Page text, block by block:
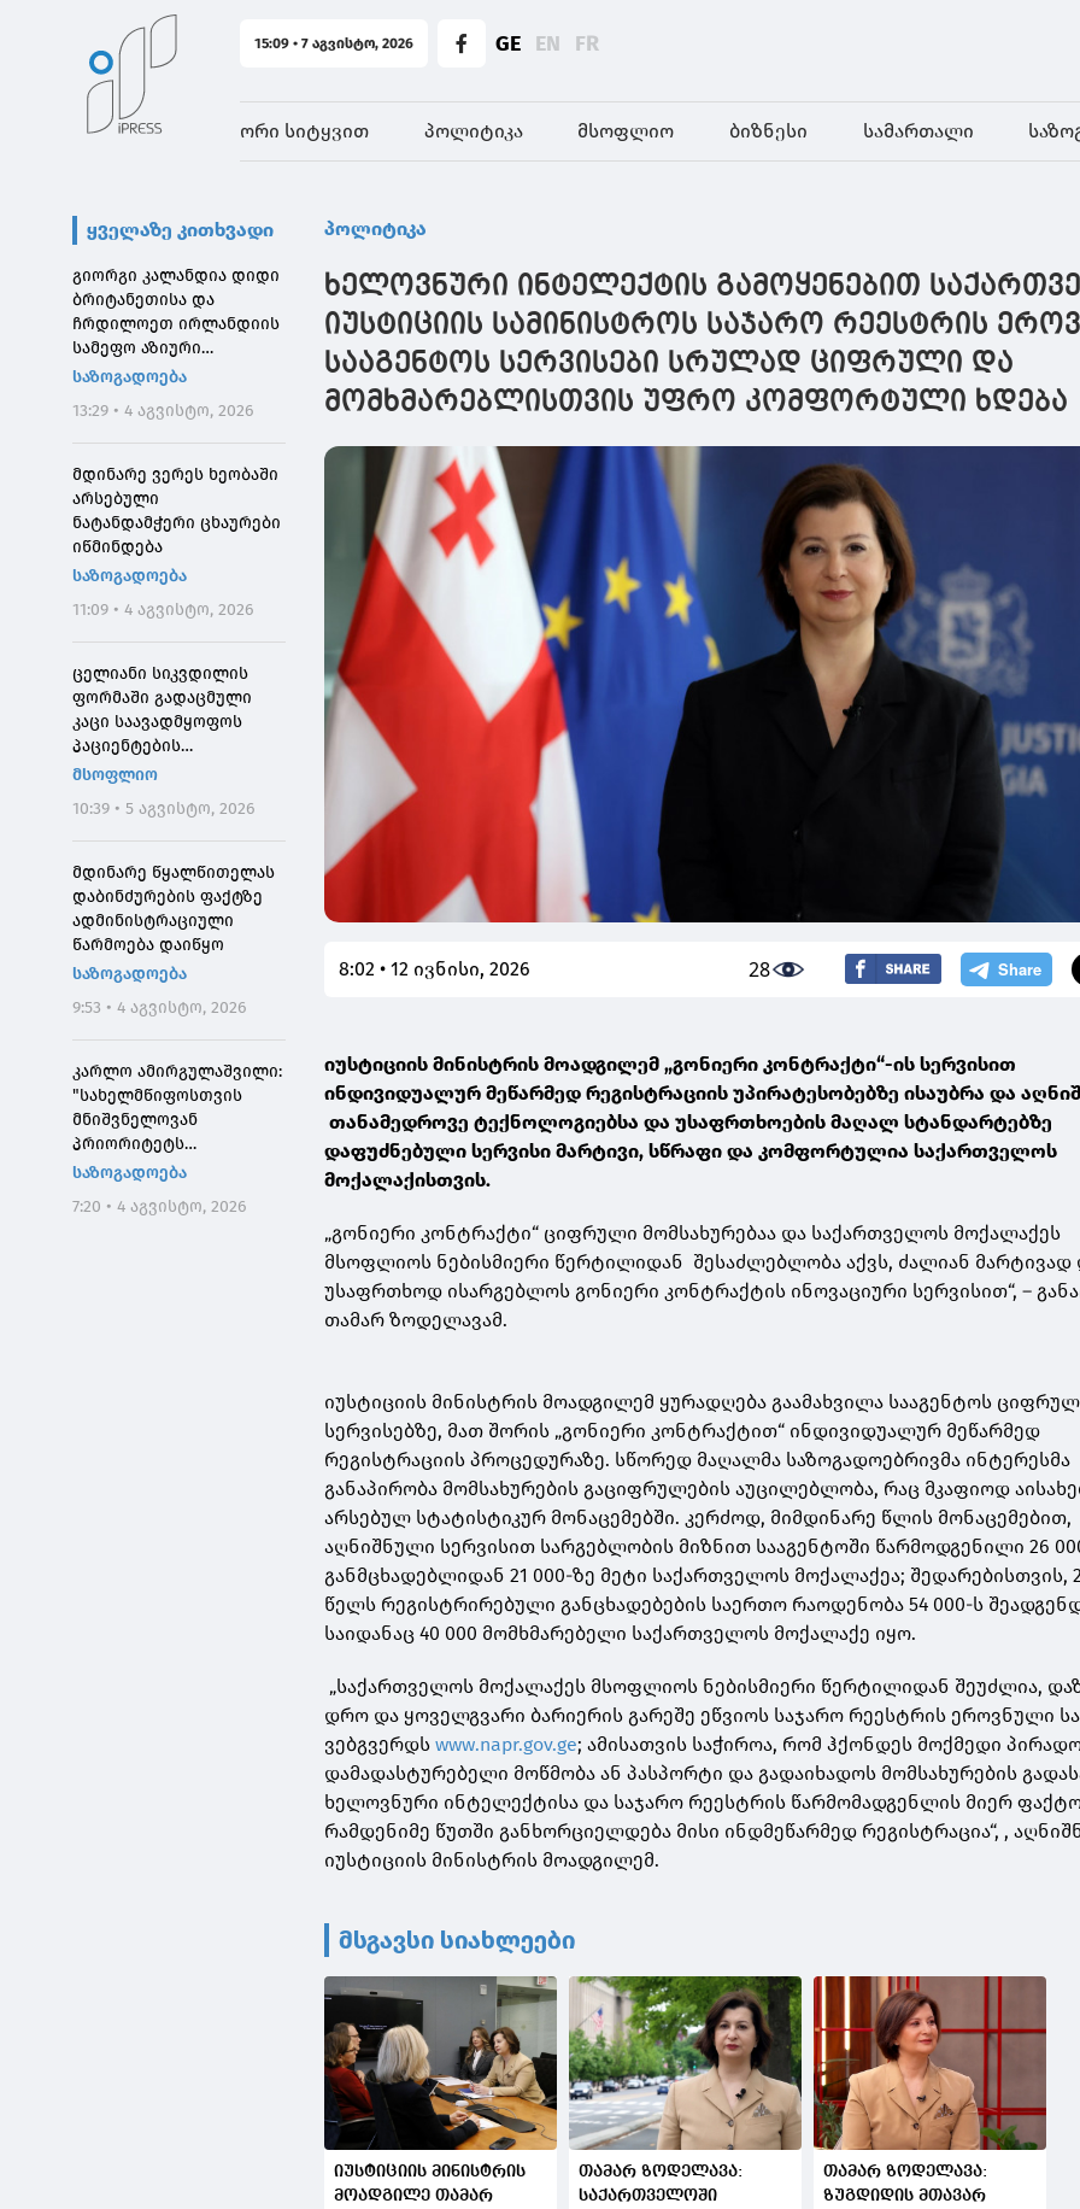
15:09 • 7 აგვისტო, 2026 GE EN FR
ორი სიტყვით პოლიტიკა მსოფლიო ბიზნესი სამართალი
ყველაზე კითხვადი
გიორგი კალანდია დიდი
ბრიტანეთისა და
ჩრდილოეთ ირლანდიის
სამეფო აზიური
საზოგადოების
საზოგადოება
13:29 • 4 აგვისტო, 2026
მდინარე ვერეს ხეობაში
არსებული
ნატანდამჭერი ცხაურები
იწმინდება
საზოგადოება
11:09 • 4 აგვისტო, 2026
ცელიანი სიკვდილის
ფორმაში გადაცმული
კაცი საავადმყოფოს
პაციენტების
შეშინებისთვის
მსოფლიო
10:39 • 5 აგვისტო, 2026
მდინარე წყალწითელას
დაბინძურების ფაქტზე
ადმინისტრაციული
წარმოება დაიწყო
საზოგადოება
9:53 • 4 აგვისტო, 2026
კარლო ამირგულაშვილი:
"სახელმწიფოსთვის
მნიშვნელოვან
პრიორიტეტს
საქართველოს ტყეების,
დეგრადირებული
საზოგადოება
7:20 • 4 აგვისტო, 2026
პოლიტიკა
ხელოვნური ინტელექტის გამოყენებით
იუსტიციის სამინისტროს საჯარო რეესტრის
სააგენტოს სერვისები სრულად ციფრული და
მომხმარებლისთვის უფრო კომფორტული ხდება
8:02 • 12 ივნისი, 2026 28
იუსტიციის მინისტრის მოადგილემ „გონიერი კონტრაქტი“-ის სერვისით
ინდივიდუალურ მეწარმედ რეგისტრაციის უპირატესობებზე ისაუბრა და
თანამედროვე ტექნოლოგიებსა და უსაფრთხოების მაღალ სტანდარტებზე
დაფუძნებული სერვისი მარტივი, სწრაფი და კომფორტულია საქართველოს
მოქალაქისთვის.
„გონიერი კონტრაქტი“ ციფრული მომსახურებაა და საქართველოს მოქალაქეს
მსოფლიოს ნებისმიერი წერტილიდან შესაძლებლობა აქვს, ძალიან მარტივად
უსაფრთხოდ ისარგებლოს გონიერი კონტრაქტის ინოვაციური სერვისით“, –
თამარ ზოდელავამ.
იუსტიციის მინისტრის მოადგილემ ყურადღება გაამახვილა სააგენტოს ციფრულ
სერვისებზე, მათ შორის „გონიერი კონტრაქტით“ ინდივიდუალურ მეწარმედ
რეგისტრაციის პროცედურაზე. სწორედ მაღალმა საზოგადოებრივმა ინტერესმა
განაპირობა მომსახურების გაციფრულების აუცილებლობა, რაც მკაფიოდ
არსებულ სტატისტიკურ მონაცემებში. კერძოდ, მიმდინარე წლის მონაცემებით,
აღნიშნული სერვისით სარგებლობის მიზნით სააგენტოში წარმოდგენილი 26
განმცხადებლიდან 21 000-ზე მეტი საქართველოს მოქალაქეა; შედარებისთვის,
წელს რეგისტრირებული განცხადებების საერთო რაოდენობა 54 000-ს
საიდანაც 40 000 მომხმარებელი საქართველოს მოქალაქე იყო.
„საქართველოს მოქალაქეს მსოფლიოს ნებისმიერი წერტილიდან შეუძლია,
დრო და ყოველგვარი ბარიერის გარეშე ეწვიოს საჯარო რეესტრის ეროვნული
ვებგვერდსwww.napr.gov.ge; ამისათვის საჭიროა, რომ ჰქონდეს მოქმედი
დამადასტურებელი მოწმობა ან პასპორტი და გადაიხადოს მომსახურების
ხელოვნური ინტელექტისა და საჯარო რეესტრის წარმომადგენლის მიერ
რამდენიმე წუთში განხორციელდება მისი ინდმეწარმედ რეგისტრაცია“, ,
იუსტიციის მინისტრის მოადგილემ.
მსგავსი სიახლეები
იუსტიციის მინისტრის
მოადგილე თამარ
თამარ ზოდელავა:
საქართველოში
თამარ ზოდელავა:
ზუგდიდის მთავარ